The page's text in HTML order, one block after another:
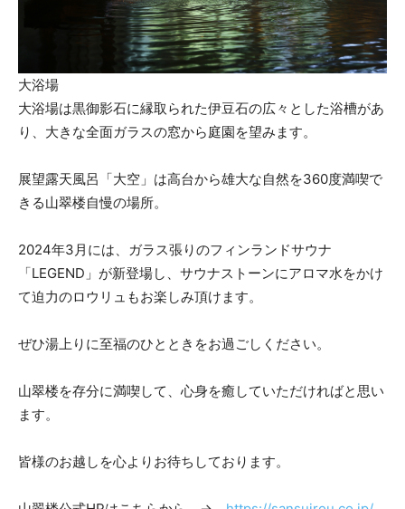
大浴場
大浴場は黒御影石に縁取られた伊豆石の広々とした浴槽があ
り、大きな全面ガラスの窓から庭園を望みます。
展望露天風呂「大空」は高台から雄大な自然を360度満喫で
きる山翠楼自慢の場所。
2024年3月には、ガラス張りのフィンランドサウナ
「LEGEND」が新登場し、サウナストーンにアロマ水をかけ
て迫力のロウリュもお楽しみ頂けます。
ぜひ湯上りに至福のひとときをお過ごしください。
山翠楼を存分に満喫して、心身を癒していただければと思い
ます。
皆様のお越しを心よりお待ちしております。